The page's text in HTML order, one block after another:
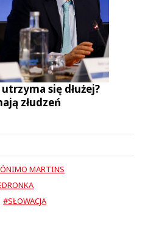
się dłużej?
złudzeń
MARTINS
#SŁOWACJA